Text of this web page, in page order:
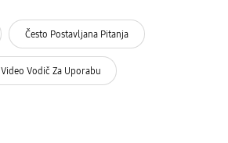
Često Postavljana Pitanja
Video Vodič Za Uporabu